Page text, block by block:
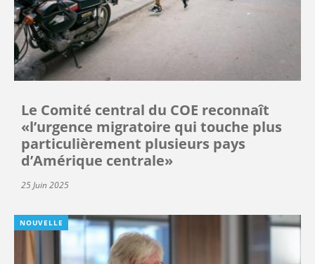
Le Comité central du COE reconnaît
«l’urgence migratoire qui touche plus
particulièrement plusieurs pays
d’Amérique centrale»
25 Juin 2025
NOUVELLE